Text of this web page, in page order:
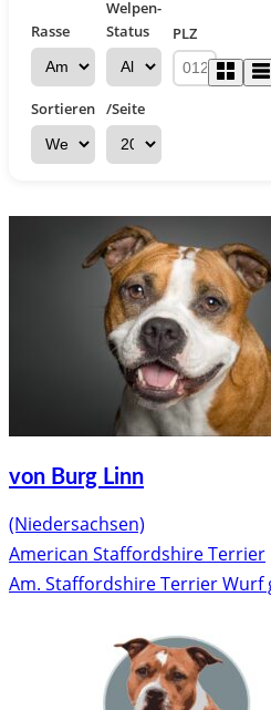
Rasse
Welpen-
Status
PLZ
Sortieren /Seite
von Burg Linn
(Niedersachsen)
American Staffordshire Terrier
Am. Staffordshire Terrier Wurf